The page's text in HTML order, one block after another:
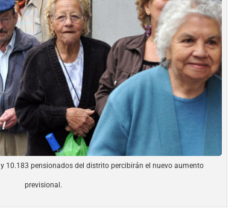
10.183 pensionados del distrito percibirán el nuevo aumento
previsional.